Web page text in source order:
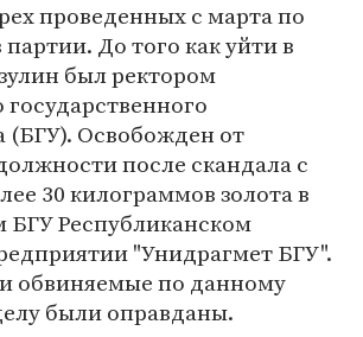
проведенных с марта по
До того как уйти в
был ректором
государственного
(БГУ). Освобожден от
после скандала с
30 килограммов золота в
Республиканском
"Унидрагмет БГУ".
обвиняемые по данному
были оправданы.